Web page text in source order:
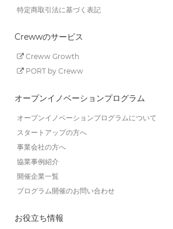
特定商取引法に基づく表記
Crewwのサービス
Creww Growth
PORT by Creww
オープンイノベーションプログラム
オープンイノベーションプログラムについて
スタートアップの方へ
事業会社の方へ
協業事例紹介
開催企業一覧
プログラム開催のお問い合わせ
お役立ち情報